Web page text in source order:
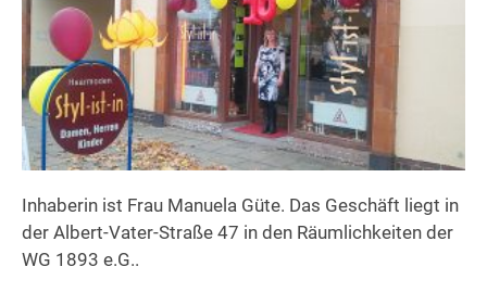
Inhaberin ist Frau Manuela Güte. Das Geschäft liegt in
der Albert-Vater-Straße 47 in den Räumlichkeiten der
WG 1893 e.G..